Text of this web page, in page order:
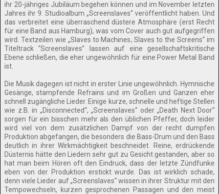
ihr 20-jähriges Jubiläum begehen können und im November letzten
Jahres ihr 9. Studioalbum „Screenslaves“ veröffentlicht haben. Und
das verbreitet eine überraschend düstere Atmosphäre (erst Recht
für eine Band aus Hamburg), was vom Cover auch gut aufgegriffen
wird. Textzeilen wie „Slaves to Machines, Slaves to the Screens“ im
Titeltrack “Screenslaves” lassen auf eine gesellschaftskritische
Ebene schließen, die eher ungewöhnlich für eine Power Metal Band
ist.
Die Musik dagegen ist nicht in erster Linie ungewöhnlich. Hymnische
Gesänge, stampfende Refrains und im Großen und Ganzen eher
schnell zugängliche Lieder. Einige kurze, schnelle und heftige Stellen
wie z.B. in „Disconnected“, „Screenslaves“ oder „Death Next Door“
sorgen für ein bisschen mehr als den üblichen Pfeffer, doch leider
wird viel von dem zusätzlichen Dampf von der recht dumpfen
Produktion abgefangen, die besonders die Bass-Drum und den Bass
deutlich in ihrer Wirkmächtigkeit beschneidet. Reine, erdrückende
Düsternis hätte den Liedern sehr gut zu Gesicht gestanden, aber so
hat man beim Hören oft den Eindruck, dass der letzte Zündfunke
eben von der Produktion erstickt wurde. Das ist wirklich schade,
denn viele Lieder auf „Screenslaves“ wissen in ihrer Struktur mit den
Tempowechseln, kurzen gesprochenen Passagen und den meist